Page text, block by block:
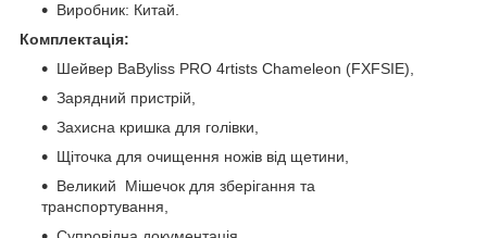
Виробник: Китай.
Комплектація:
Шейвер BaByliss PRO 4rtists Chameleon (FXFSIE),
Зарядний пристрій,
Захисна кришка для голівки,
Щіточка для очищення ножів від щетини,
Великий Мішечок для зберігання та
транспортування,